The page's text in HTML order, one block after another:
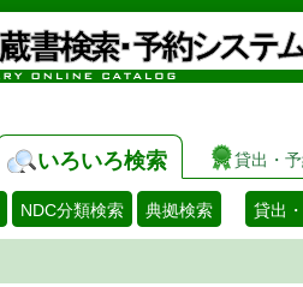
いろいろ検索 貸出・
NDC分類検索 典拠検索 貸出